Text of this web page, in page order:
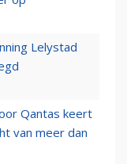
Lelystad
Qantas keert
van meer dan